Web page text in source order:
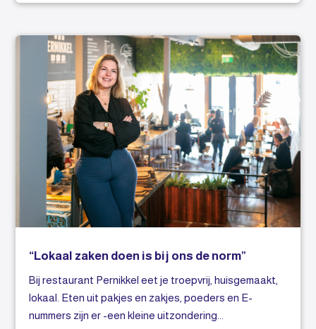
“Lokaal zaken doen is bij ons de norm”
Bij restaurant Pernikkel eet je troepvrij, huisgemaakt,
lokaal. Eten uit pakjes en zakjes, poeders en E-
nummers zijn er -een kleine uitzondering...